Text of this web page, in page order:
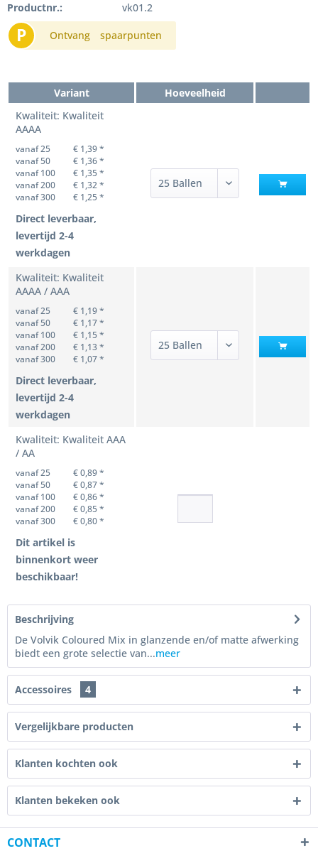
Productnr.: vk01.2
P Ontvang spaarpunten
Variant
Hoeveelheid
Kwaliteit: Kwaliteit
AAAA
vanaf 25
€ 1,39 *
vanaf 50
€ 1,36 *
vanaf 100
€ 1,35 *
vanaf 200
€ 1,32 *
vanaf 300
€ 1,25 *
Direct leverbaar,
levertijd 2-4
werkdagen
Kwaliteit: Kwaliteit
AAAA / AAA
vanaf 25
€ 1,19 *
vanaf 50
€ 1,17 *
vanaf 100
€ 1,15 *
vanaf 200
€ 1,13 *
vanaf 300
€ 1,07 *
Direct leverbaar,
levertijd 2-4
werkdagen
Kwaliteit: Kwaliteit AAA
/ AA
vanaf 25
€ 0,89 *
vanaf 50
€ 0,87 *
vanaf 100
€ 0,86 *
vanaf 200
€ 0,85 *
vanaf 300
€ 0,80 *
Dit artikel is
binnenkort weer
beschikbaar!
Beschrijving
De Volvik Coloured Mix in glanzende en/of matte afwerking
biedt een grote selectie van...meer
Accessoires 4
Vergelijkbare producten
Klanten kochten ook
Klanten bekeken ook
CONTACT